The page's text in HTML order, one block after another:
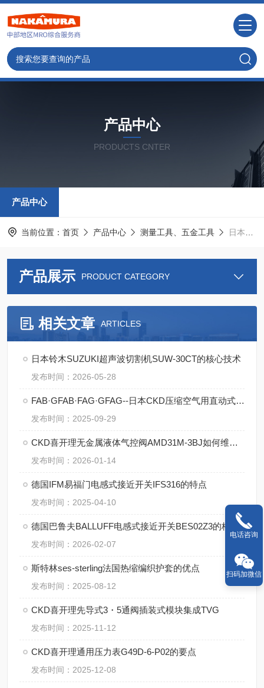
产品中心
PRODUCTS CNTER
产品中心
当前位置： 首页 产品中心 测量工具、五金工具 日本铃木SUZUKI
产品展示 PRODUCT CATEGORY
相关文章 ARTICLES
日本铃木SUZUKI超声波切割机SUW-30CT的核心技术
发布时间：2026-05-28
FAB·GFAB·FAG·GFAG--日本CKD压缩空气用直动式2·3通电磁阀操作规范
发布时间：2025-09-29
CKD喜开理无金属液体气控阀AMD31M-3BJ如何维修保养
发布时间：2026-01-14
德国IFM易福门电感式接近开关IFS316的特点
发布时间：2025-04-10
德国巴鲁夫BALLUFF电感式接近开关BES02Z3的核心技术
发布时间：2026-02-07
斯特林ses-sterling法国热缩编织护套的优点
发布时间：2025-08-12
CKD喜开理先导式3・5通阀插装式模块集成TVG
发布时间：2025-11-12
CKD喜开理通用压力表G49D-6-P02的要点
发布时间：2025-12-08
电话咨询
扫码加微信